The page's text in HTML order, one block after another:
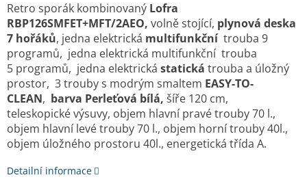
Retro sporák kombinovaný Lofra
RBP126SMFET+MFT/2AEO, volně stojící, plynová deska
7 hořáků, jedna elektrická multifunkční trouba 9
programů, jedna elektrická multifunkční trouba
5 programů, jedna elektrická statická trouba a úložný
prostor, 3 trouby s modrým smaltem EASY-TO-
CLEAN, barva Perleťová bílá, ší­ře 120 cm,
teleskopické výsuvy, objem hlavní pravé trouby 70 l.,
objem hlavní levé trouby 70 l., objem horní trouby 40l.,
objem úložného prostoru 40l., energetická třída A.
Detailní informace